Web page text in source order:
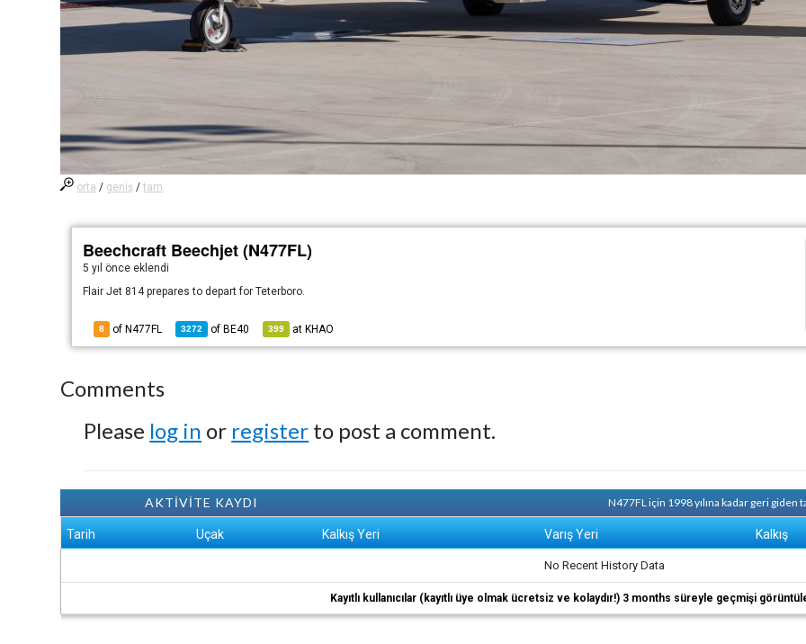
orta / geniş /tam
Beechcraft Beechjet (N477FL)
5 yıl önce eklendi
Flair Jet 814 prepares to depart for Teterboro.
8 of N477FL 3272 of BE40 399 at KHAO
Comments
Please log in or register to post a comment.
AKTİVİTE KAYDI N477FL için 1998 yılına kadar geri
Tarih Uçak Kalkış Yeri Varış Yeri Kalkış
No Recent History Data
Kayıtlı kullanıcılar (kayıtlı üye olmak ücretsiz ve kolaydır!) 3 months süreyle geçmişi